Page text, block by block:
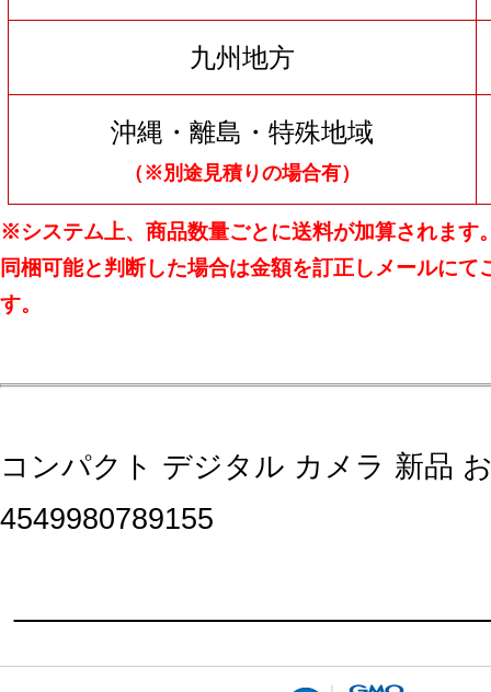
九州地方
沖縄・離島・特殊地域
（※別途見積りの場合有）
※システム上、商品数量ごとに送料が加算されます
同梱可能と判断した場合は金額を訂正しメールにて
す。
コンパクト デジタル カメラ 新品
4549980789155